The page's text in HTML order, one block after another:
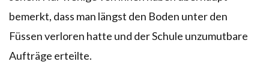
bemerkt, dass man längst den Boden unter den
Füssen verloren hatte und der Schule unzumutbare
Aufträge erteilte.